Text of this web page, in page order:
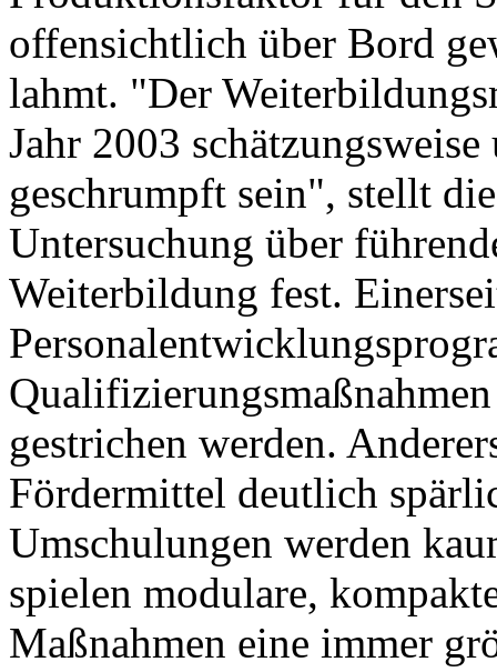
offensichtlich über Bord
lahmt. "Der
Jahr 2003
geschrumpft sein", stellt
Untersuchung über
Weiterbildung fest.
gestrichen werden.
Fördermittel deutlich
Umschulungen werden
spielen modulare,
Maßnahmen eine immer